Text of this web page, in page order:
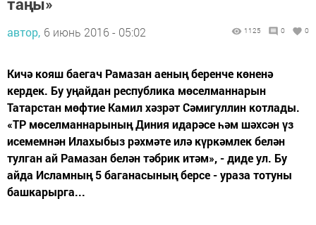
таңы»
автор, 6 июнь 2016 - 05:02 1125 0 0
Кичә кояш баегач Рамазан аеның беренче көненә
кердек. Бу уңайдан республика мөселманнарын
Татарстан мөфтие Камил хәзрәт Сәмигуллин котлады.
«ТР мөселманнарының Диния идарәсе һәм шәхсән үз
исемемнән Илахыбыз рәхмәте илә күркәмлек белән
тулган ай Рамазан белән тәбрик итәм», - диде ул. Бу
айда Исламның 5 баганасының берсе - ураза тотуны
башкарырга...